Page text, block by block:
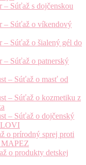
– Súťaž s dojčenskou
– Súťaž o víkendový
– Súťaž o šialený gél do
– Súťaž o patnerský
– Súťaž o masť od
– Súťaž o kozmetiku z
– Súťaž o dojčenský
LOVI
o prírodný sprej proti
MAPEZ
o produkty detskej